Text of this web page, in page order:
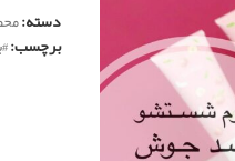
دسته:
برچسب: